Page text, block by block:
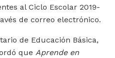
al Ciclo Escolar 2019-
de correo electrónico.
de Educación Básica,
que Aprende en